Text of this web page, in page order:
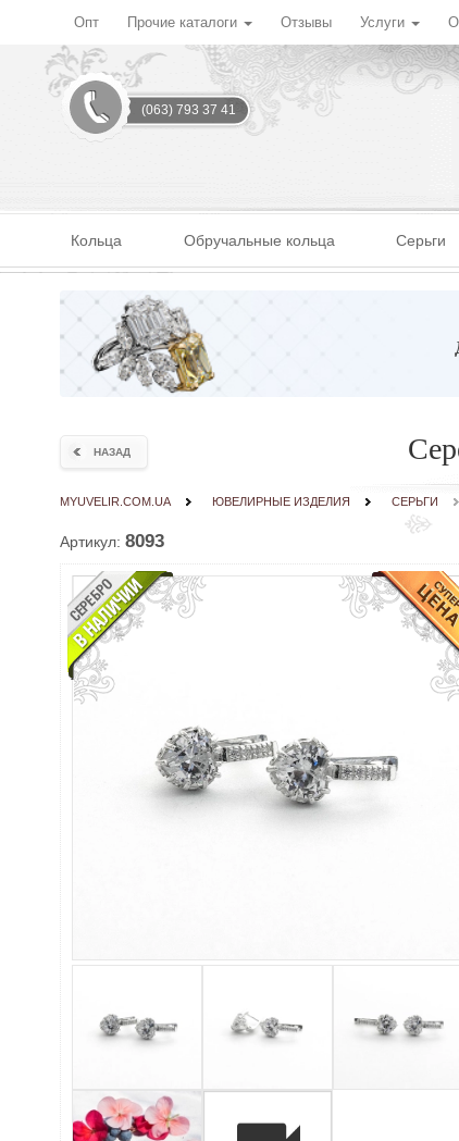
Опт Прочие каталоги Отзывы Услуги О
(063) 793 37 41
Кольца Обручальные кольца Серьги
НАЗАД
MYUVELIR.COM.UA ЮВЕЛИРНЫЕ ИЗДЕЛИЯ СЕРЬГИ
Артикул: 8093